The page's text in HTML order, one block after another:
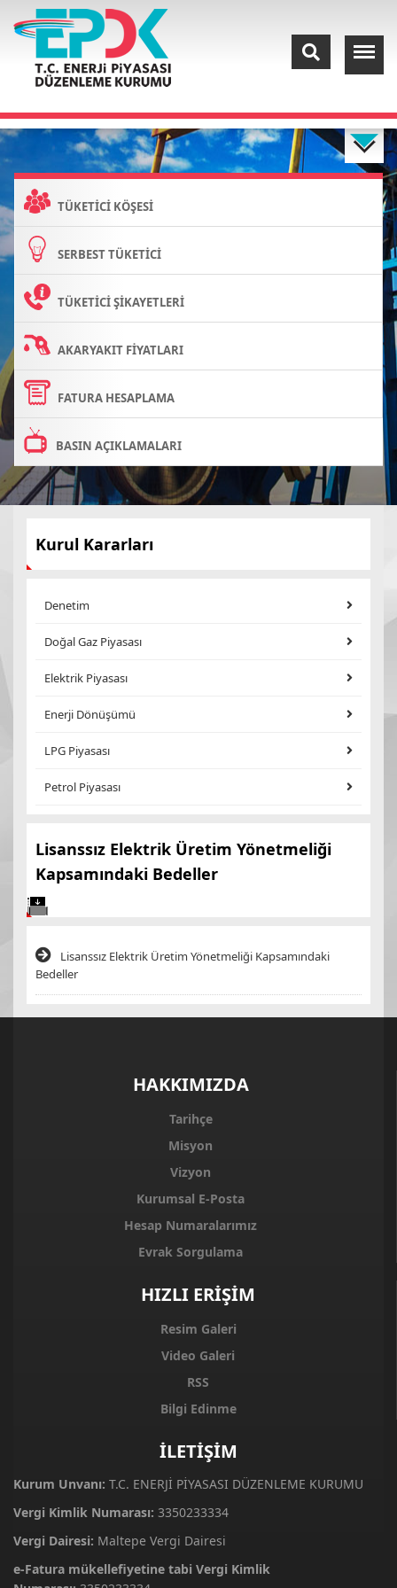
TÜKETİCİ KÖŞESİ
SERBEST TÜKETİCİ
TÜKETİCİ ŞİKAYETLERİ
AKARYAKIT FİYATLARI
FATURA HESAPLAMA
BASIN AÇIKLAMALARI
Kurul Kararları
Denetim
Doğal Gaz Piyasası
Elektrik Piyasası
Enerji Dönüşümü
LPG Piyasası
Petrol Piyasası
Lisanssız Elektrik Üretim Yönetmeliği
Kapsamındaki Bedeller
Lisanssız Elektrik Üretim Yönetmeliği Kapsamındaki
Bedeller
HAKKIMIZDA
Tarihçe
Misyon
Vizyon
Kurumsal E-Posta
Hesap Numaralarımız
Evrak Sorgulama
HIZLI ERİŞİM
Resim Galeri
Video Galeri
RSS
Bilgi Edinme
İLETİŞİM
Kurum Unvanı: T.C. ENERJİ PİYASASI DÜZENLEME KURUMU
Vergi Kimlik Numarası: 3350233334
Vergi Dairesi: Maltepe Vergi Dairesi
e-Fatura mükellefiyetine tabi Vergi Kimlik